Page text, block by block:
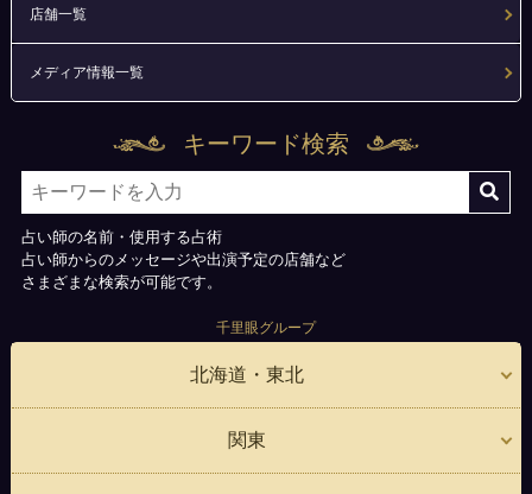
店舗一覧
メディア情報一覧
キーワード検索
占い師の名前・使用する占術
占い師からのメッセージや出演予定の店舗など
さまざまな検索が可能です。
千里眼グループ
北海道・東北
関東